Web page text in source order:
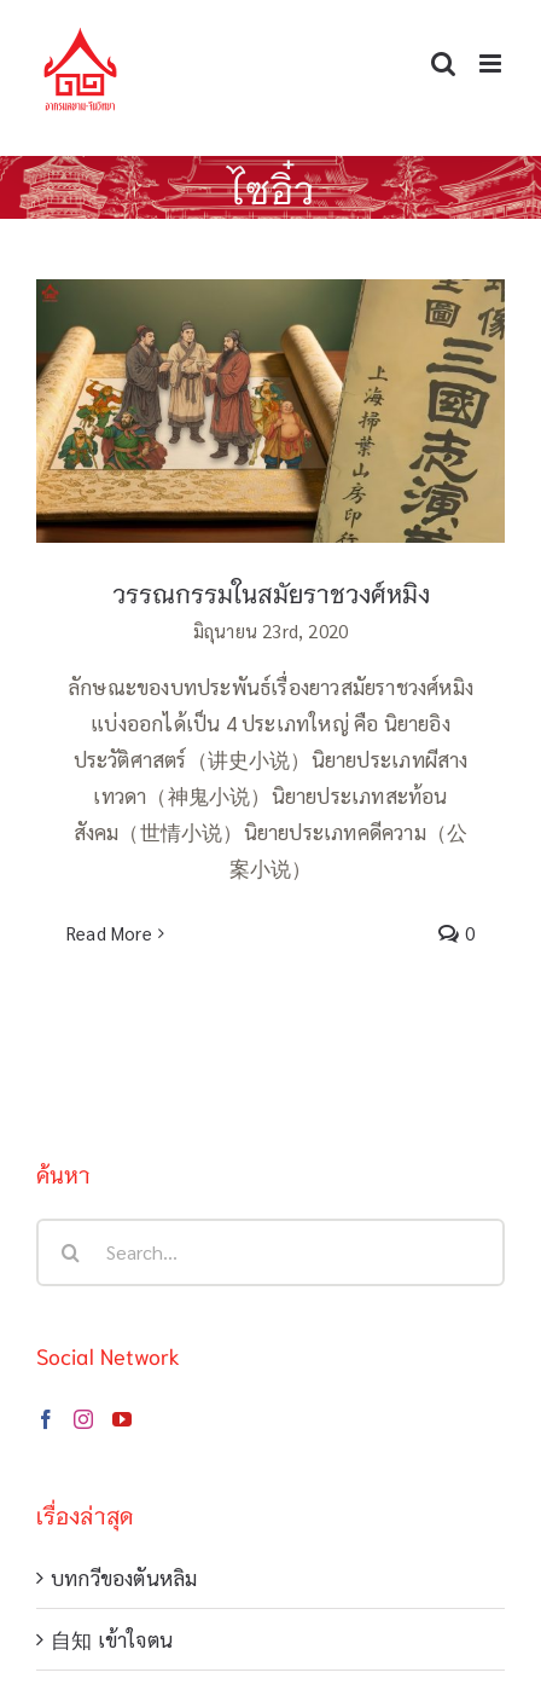
content
ไซอิ๋ว
วรรณกรรมในสมัยราชวงศ์หมิง
วรรณกรรมในสมัยราชวงศ์หมิง
มิถุนายน 23rd, 2020
ลักษณะของบทประพันธ์เรื่องยาวสมัยราชวงศ์หมิง
แบ่งออกได้เป็น 4 ประเภทใหญ่ คือ นิยายอิง
ประวัติศาสตร์（讲史小说）นิยายประเภทผีสาง
เทวดา（神鬼小说）นิยายประเภทสะท้อน
สังคม（世情小说）นิยายประเภทคดีความ（公
案小说）
Read More 0
ค้นหา
Social Network
เรื่องล่าสุด
บทกวีของตันหลิม
自知 เข้าใจตน